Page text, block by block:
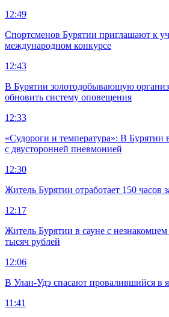
12:49
Спортсменов Бурятии приглашают к
международном конкурсе
12:43
В Бурятии золотодобывающую
обновить систему оповещения
12:33
«Судороги и температура»: В
с двусторонней пневмонией
12:30
Житель Бурятии отработает 150 часов
12:17
Житель Бурятии в сауне с
тысяч рублей
12:06
В Улан-Удэ спасают провалившийся в
11:41